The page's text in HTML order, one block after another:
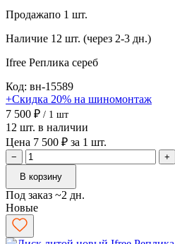
Продажапо 1 шт.
Наличие 12 шт. (через 2-3 дн.)
Ifree Реплика сереб
Код: вн-15589
+Скидка 20% на шиномонтаж
7 500 ₽ / 1 шт
12 шт. в наличии
Цена 7 500 ₽ за 1 шт.
−
+
В корзину
Под заказ ~2 дн.
Новые